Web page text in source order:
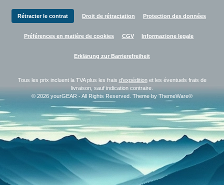
Rétracter le contrat Droit de rétractation Protection des données
Préférences en matière de cookies CGV Informazione legale
Erklärung zur Barrierefreiheit
Tous les prix incluent la TVA plus les frais d'expéditionet les éventuels frais de
livraison, sauf indication contraire.
© 2026 yourGEAR - All Rights Reserved. Theme by ThemeWare®